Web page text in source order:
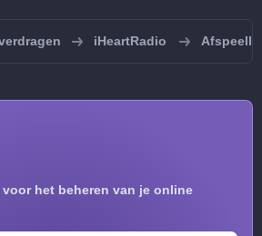
iHeartRadio
het beheren van je online